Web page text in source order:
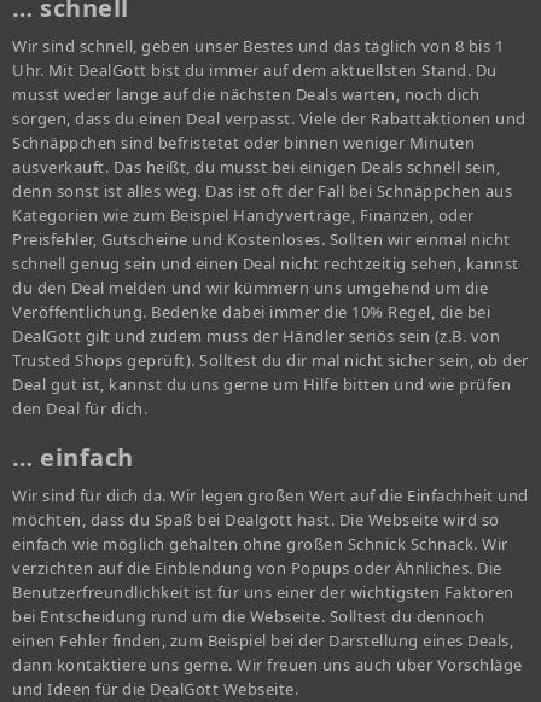
… schnell
Wir sind schnell, geben unser Bestes und das täglich von 8 bis 1
Uhr. Mit DealGott bist du immer auf dem aktuellsten Stand. Du
musst weder lange auf die nächsten Deals warten, noch dich
sorgen, dass du einen Deal verpasst. Viele der Rabattaktionen und
Schnäppchen sind befristetet oder binnen weniger Minuten
ausverkauft. Das heißt, du musst bei einigen Deals schnell sein,
denn sonst ist alles weg. Das ist oft der Fall bei Schnäppchen aus
Kategorien wie zum Beispiel Handyverträge, Finanzen, oder
Preisfehler, Gutscheine und Kostenloses. Sollten wir einmal nicht
schnell genug sein und einen Deal nicht rechtzeitig sehen, kannst
du den Deal melden und wir kümmern uns umgehend um die
Veröffentlichung. Bedenke dabei immer die 10% Regel, die bei
DealGott gilt und zudem muss der Händler seriös sein (z.B. von
Trusted Shops geprüft). Solltest du dir mal nicht sicher sein, ob der
Deal gut ist, kannst du uns gerne um Hilfe bitten und wie prüfen
den Deal für dich.
… einfach
Wir sind für dich da. Wir legen großen Wert auf die Einfachheit und
möchten, dass du Spaß bei Dealgott hast. Die Webseite wird so
einfach wie möglich gehalten ohne großen Schnick Schnack. Wir
verzichten auf die Einblendung von Popups oder Ähnliches. Die
Benutzerfreundlichkeit ist für uns einer der wichtigsten Faktoren
bei Entscheidung rund um die Webseite. Solltest du dennoch
einen Fehler finden, zum Beispiel bei der Darstellung eines Deals,
dann kontaktiere uns gerne. Wir freuen uns auch über Vorschläge
und Ideen für die DealGott Webseite.